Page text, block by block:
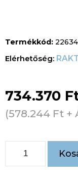
Termékkód:
734.370
(578.244 Ft +